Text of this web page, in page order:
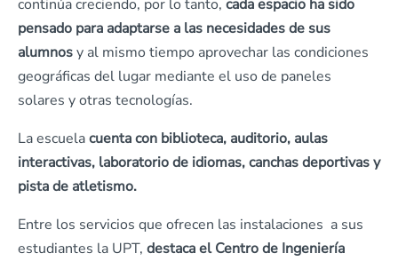
continúa creciendo, por lo tanto, cada espacio ha sido
pensado para adaptarse a las necesidades de sus
alumnosy al mismo tiempo aprovechar las condiciones
geográficas del lugar mediante el uso de paneles
solares y otras tecnologías.
La escuelacuenta con biblioteca, auditorio, aulas
interactivas, laboratorio de idiomas, canchas deportivas y
pista de atletismo.
Entre los servicios que ofrecen las instalaciones a sus
estudiantes la UPT, destaca el Centro de Ingeniería